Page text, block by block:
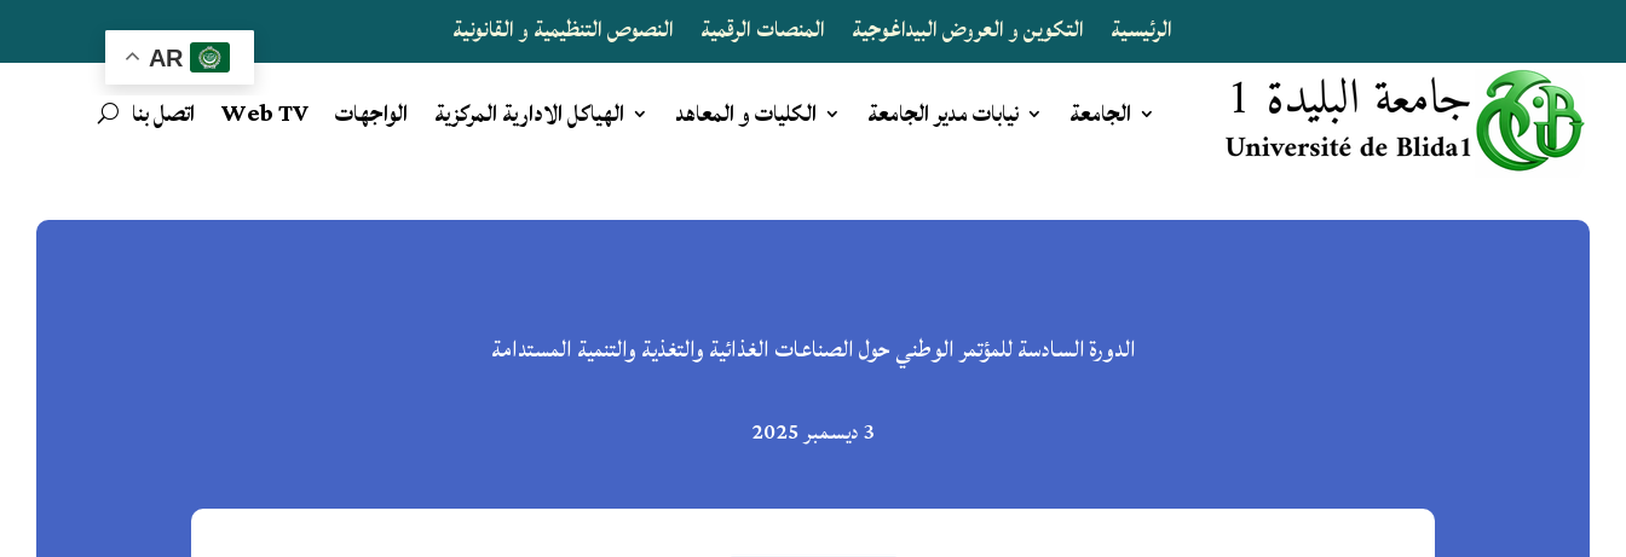
AR
الرئيسية التكوين و العروض البيداغوجية المنصات الرقمية النصوص التنظيمية و القانونية
الجامعة نيابات مدير الجامعة الكليات و المعاهد الهياكل الادارية المركزية الواجهات Web TV اتصل بنا
الدورة السادسة للمؤتمر الوطني حول الصناعات الغذائية والتغذية والتنمية المستدامة
3 ديسمبر 2025